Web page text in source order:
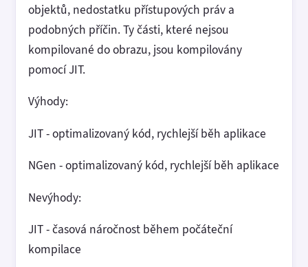
objektů, nedostatku přístupových práv a
podobných příčin. Ty části, které nejsou
kompilované do obrazu, jsou kompilovány
pomocí JIT.
Výhody:
JIT - optimalizovaný kód, rychlejší běh aplikace
NGen - optimalizovaný kód, rychlejší běh aplikace
Nevýhody:
JIT - časová náročnost během počáteční
kompilace